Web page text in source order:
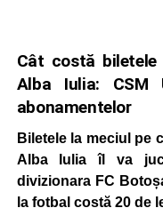
Cât costă
Alba Iulia:
abonamentelor
Biletele la meciul pe
Alba Iulia îl va
divizionara FC
la fotbal costă 20 de